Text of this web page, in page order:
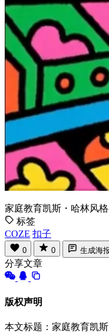
家庭教育凯斯・哈林风
标签
COZE 扣子
0 0 生成海
分享文章
版权声明
本文标题：家庭教育凯